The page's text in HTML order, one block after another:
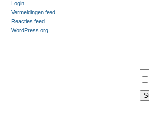
Login
Vermeldingen feed
Reacties feed
WordPress.org